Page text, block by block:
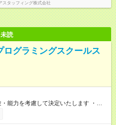
スタッフィング株式会社
未読
グラミングスクールス
・能力を考慮して決定いたします ・昇
と同じです。